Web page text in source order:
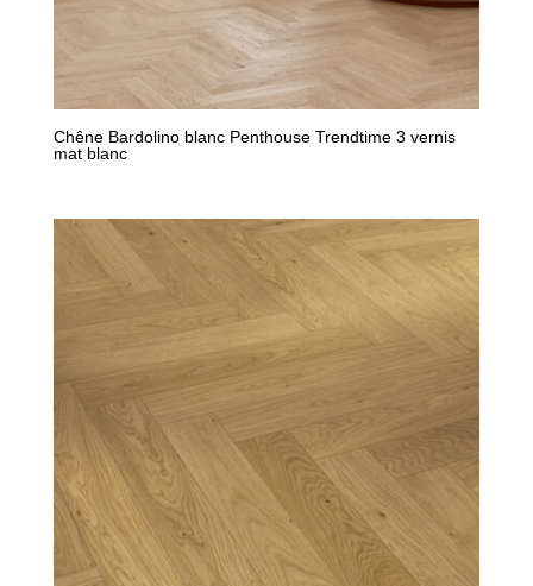
Chêne Bardolino blanc Penthouse Trendtime 3 vernis
mat blanc